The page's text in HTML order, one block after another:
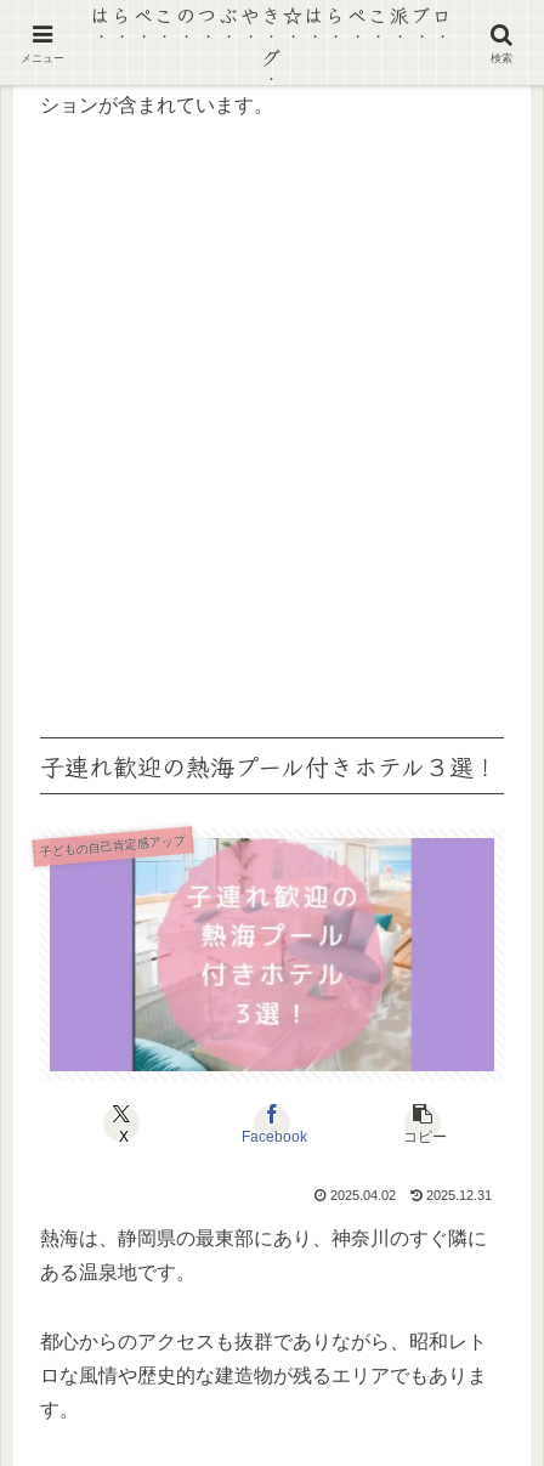
【景品表示法に基づく表記】本ページにはプロモー
ションが含まれています。
子連れ歓迎の熱海プール付きホテル３選！
子どもの自己肯定感アップ
X Facebook コピー
2025.04.02 2025.12.31
熱海は、静岡県の最東部にあり、神奈川のすぐ隣に
ある温泉地です。
都心からのアクセスも抜群でありながら、昭和レト
ロな風情や歴史的な建造物が残るエリアでもありま
す。
メニュー
はらぺこのつぶやき☆はらぺこ派ブロ
グ
検索